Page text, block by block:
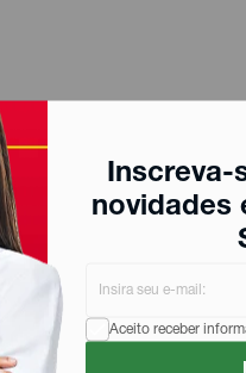
Inscreva-
novidades
Aceito receber